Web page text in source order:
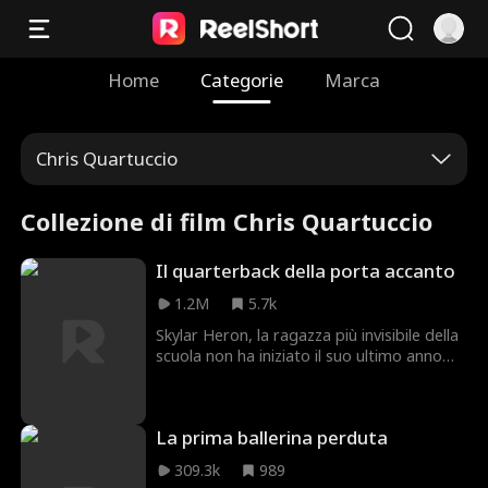
Home Categorie Marca
Chris Quartuccio
Collezione di film Chris Quartuccio
Il quarterback della porta accanto
1.2M
5.7k
Skylar Heron, la ragazza più invisibile della
scuola non ha iniziato il suo ultimo anno
segreto, Jamie Donner, il suo migliore
amico d’infanzia e vicino di casa. Poi, si è
ritrovata in coppia con lui per un progetto
La prima ballerina perduta
309.3k
989